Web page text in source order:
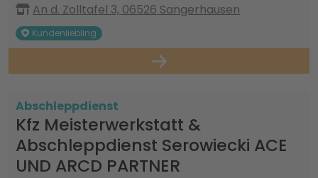
An d. Zolltafel 3, 06526 Sangerhausen
Kundenliebling
Abschleppdienst
Kfz Meisterwerkstatt &
Abschleppdienst Serowiecki ACE
UND ARCD PARTNER